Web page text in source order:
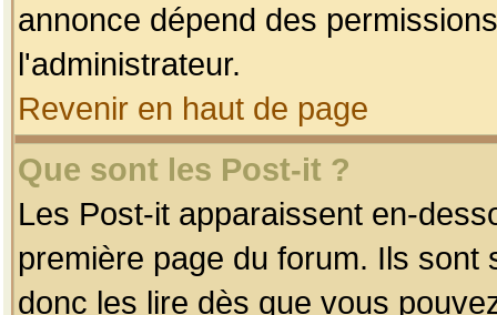
annonce dépend des
l'administrateur.
Revenir en haut de page
Que sont les Post-it ?
Les Post-it apparaissent en-
première page du forum. Ils
donc les lire dès que vous